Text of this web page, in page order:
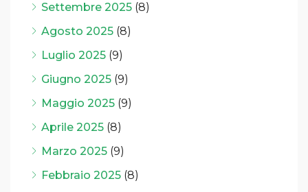
Settembre 2025 (8)
Agosto 2025 (8)
Luglio 2025 (9)
Giugno 2025 (9)
Maggio 2025 (9)
Aprile 2025 (8)
Marzo 2025 (9)
Febbraio 2025 (8)